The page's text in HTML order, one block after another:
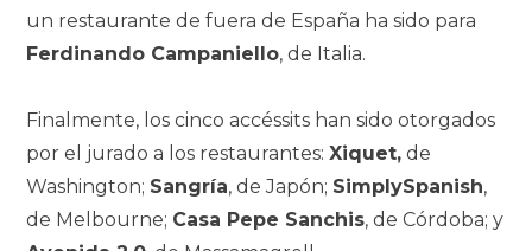
un restaurante de fuera de España ha sido para
Ferdinando Campaniello, de Italia.
Finalmente, los cinco accéssits han sido otorgados
por el jurado a los restaurantes:Xiquet, de
Washington; Sangría, de Japón; SimplySpanish,
de Melbourne; Casa Pepe Sanchis, de Córdoba; y